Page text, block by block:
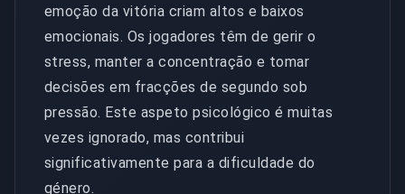
emoção da vitória criam altos e baixos
emocionais. Os jogadores têm de gerir o
stress, manter a concentração e tomar
decisões em fracções de segundo sob
pressão. Este aspeto psicológico é muitas
vezes ignorado, mas contribui
significativamente para a dificuldade do
género.